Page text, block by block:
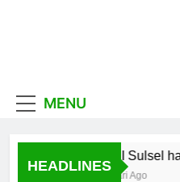
MENU
HEADLINES
MUI Sulsel
6 Hari Ago